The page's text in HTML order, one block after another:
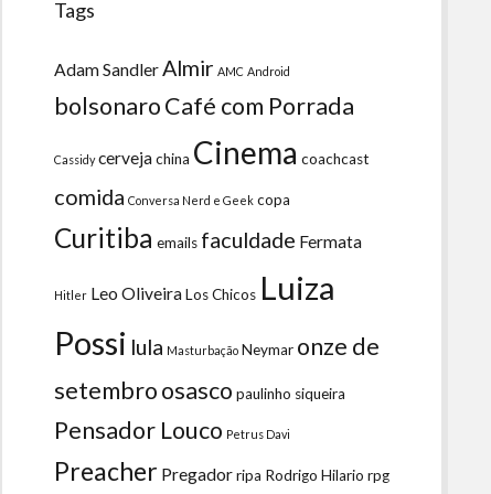
Tags
Adam Sandler Almir AMC Android
bolsonaroCafé com Porrada
Cassidy cervejachina Cinema coachcast
comida Conversa Nerd e Geek copa
Curitiba emails faculdade Fermata
Hitler Leo OliveiraLos Chicos Luiza
Possi lula Masturbação Neymar onze de
setembroosasco paulinho siqueira
Pensador Louco Petrus Davi
Preacher Pregadorripa Rodrigo Hilario rpg